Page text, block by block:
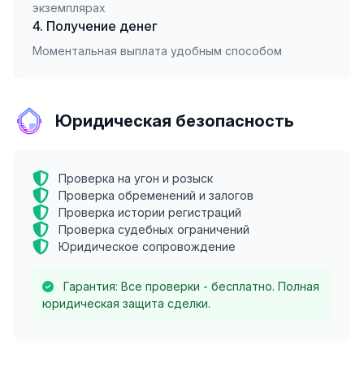
экземплярах
4. Получение денег
Моментальная выплата удобным способом
Юридическая безопасность
Проверка на угон и розыск
Проверка обременений и залогов
Проверка истории регистраций
Проверка судебных ограничений
Юридическое сопровождение
Гарантия: Все проверки - бесплатно. Полная
юридическая защита сделки.